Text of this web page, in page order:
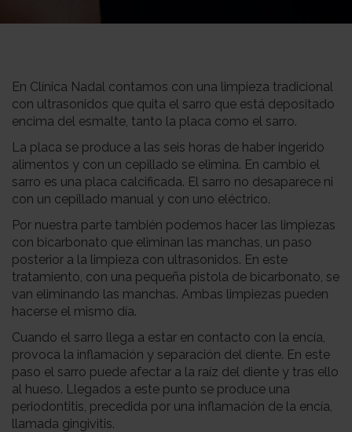
En Clínica Nadal contamos con una limpieza tradicional
con ultrasonidos que quita el sarro que está depositado
encima del esmalte, tanto la placa como el sarro.
La placa se produce a las seis horas de haber ingerido
alimentos y con un cepillado se elimina. En cambio el
sarro es una placa calcificada. El sarro no desaparece ni
con un cepillado manual y con uno eléctrico.
Por nuestra parte también podemos hacer las limpiezas
con bicarbonato que eliminan las manchas, un paso
posterior a la limpieza con ultrasonidos. En este
tratamiento, con una pequeña pistola de bicarbonato, se
van eliminando las manchas. Ambas limpiezas pueden
hacerse el mismo día.
Cuando el sarro llega a estar en contacto con la encía,
provoca la inflamación y separación del diente. En este
paso el sarro puede afectar a la raíz del diente y tras ello
al hueso. Llegados a este punto se produce una
periodontitis, precedida por una inflamación de la encía,
llamada gingivitis.